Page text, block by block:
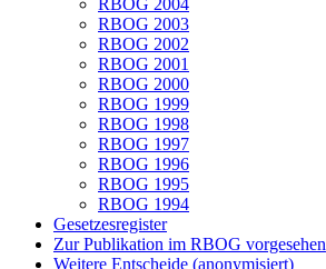
RBOG 2004
RBOG 2003
RBOG 2002
RBOG 2001
RBOG 2000
RBOG 1999
RBOG 1998
RBOG 1997
RBOG 1996
RBOG 1995
RBOG 1994
Gesetzesregister
Zur Publikation im RBOG vorgesehen
Weitere Entscheide (anonymisiert)